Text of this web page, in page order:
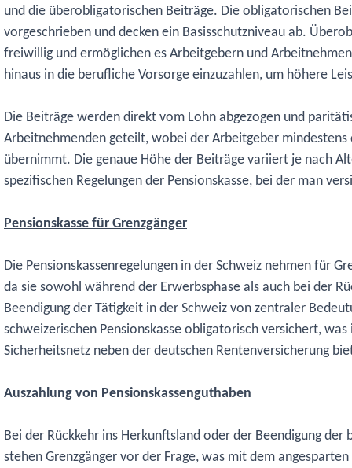
und die überobligatorischen Beiträge. Die obligatorischen
vorgeschrieben und decken ein Basisschutzniveau ab.
freiwillig und ermöglichen es Arbeitgebern und
hinaus in die berufliche Vorsorge einzuzahlen, um höhere
Die Beiträge werden direkt vom Lohn abgezogen und
Arbeitnehmenden geteilt, wobei der Arbeitgeber
übernimmt. Die genaue Höhe der Beiträge variiert je nach
spezifischen Regelungen der Pensionskasse, bei der man
Pensionskasse für Grenzgänger
Die Pensionskassenregelungen in der Schweiz nehmen für
da sie sowohl während der Erwerbsphase als auch bei der
Beendigung der Tätigkeit in der Schweiz von zentraler
schweizerischen Pensionskasse obligatorisch versichert, was
Sicherheitsnetz neben der deutschen Rentenversicherung
Auszahlung von Pensionskassenguthaben
Bei der Rückkehr ins Herkunftsland oder der Beendigung der
stehen Grenzgänger vor der Frage, was mit dem